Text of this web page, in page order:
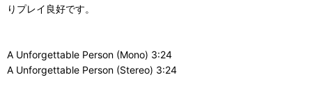
りプレイ良好です。
A Unforgettable Person (Mono) 3:24
A Unforgettable Person (Stereo) 3:24